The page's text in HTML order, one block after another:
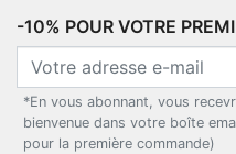
-10% POUR VOTRE
*En vous abonnant, vous
bienvenue dans votre boîte
pour la première commande)